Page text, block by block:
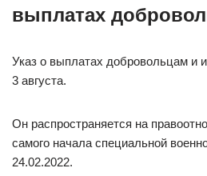
выплатах
Указ о выплатах добровольцам и
3 августа.
Он распространяется на
самого начала специальной
24.02.2022.